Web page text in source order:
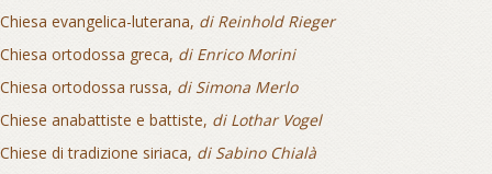
Chiesa evangelica-luterana, di Reinhold Rieger
Chiesa ortodossa greca, di Enrico Morini
Chiesa ortodossa russa, di Simona Merlo
Chiese anabattiste e battiste, di Lothar Vogel
Chiese di tradizione siriaca, di Sabino Chialà